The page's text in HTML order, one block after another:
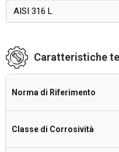
AISI 316 L
Caratteristiche
Norma di Riferimento
Classe di Corrosività